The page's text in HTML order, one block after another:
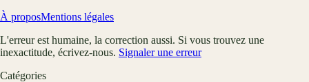
À proposMentions légales
L'erreur est humaine, la correction aussi. Si vous trouvez une
inexactitude, écrivez-nous. Signaler une erreur
Catégories